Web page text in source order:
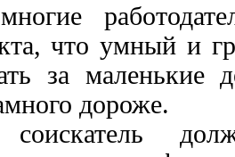
что умный и
за маленькие
дороже.